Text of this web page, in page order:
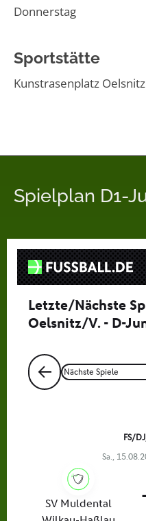
Donnerstag
Sportstätte
Kunstrasenplatz Oelsnitz
Spielplan D1-